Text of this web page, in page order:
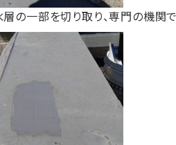
の一部を切り取り、専門の機関